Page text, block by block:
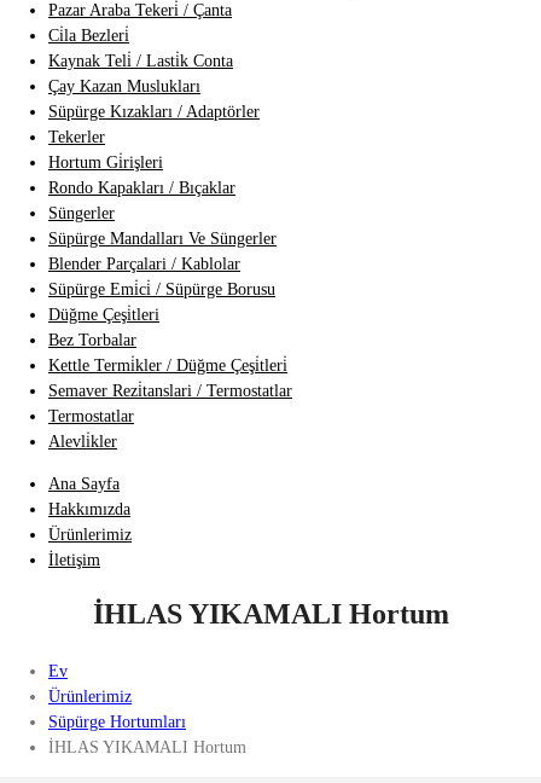
Pazar Araba Tekeri̇ / Çanta
Ci̇la Bezleri̇
Kaynak Teli̇ / Lasti̇k Conta
Çay Kazan Muslukları
Süpürge Kızakları / Adaptörler
Tekerler
Hortum Gi̇rişleri
Rondo Kapakları / Bıçaklar
Süngerler
Süpürge Mandalları Ve Süngerler
Blender Parçalari / Kablolar
Süpürge Emi̇ci̇ / Süpürge Borusu
Düğme Çeşi̇tleri
Bez Torbalar
Kettle Termi̇kler / Düğme Çeşi̇tleri̇
Semaver Rezi̇tanslari / Termostatlar
Termostatlar
Alevli̇kler
Ana Sayfa
Hakkımızda
Ürünlerimiz
İletişim
İHLAS YIKAMALI Hortum
Ev
Ürünlerimiz
Süpürge Hortumları
İHLAS YIKAMALI Hortum